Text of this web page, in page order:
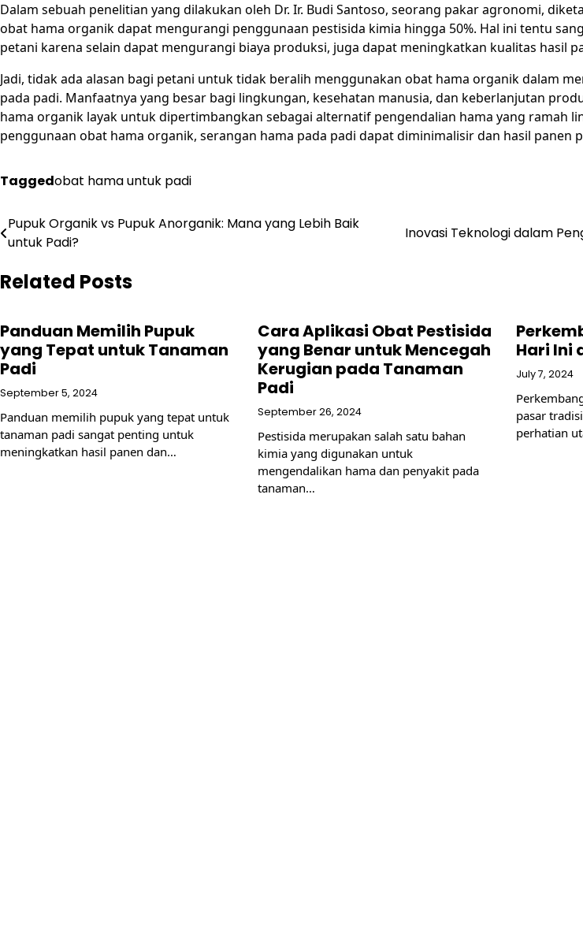
Dalam sebuah penelitian yang dilakukan oleh Dr. Ir. Budi Santoso, seorang pakar agronomi,
obat hama organik dapat mengurangi penggunaan pestisida kimia hingga 50%. Hal ini tentu
petani karena selain dapat mengurangi biaya produksi, juga dapat meningkatkan kualitas hasil
Jadi, tidak ada alasan bagi petani untuk tidak beralih menggunakan obat hama organik dalam
pada padi. Manfaatnya yang besar bagi lingkungan, kesehatan manusia, dan keberlanjutan
hama organik layak untuk dipertimbangkan sebagai alternatif pengendalian hama yang ramah
penggunaan obat hama organik, serangan hama pada padi dapat diminimalisir dan hasil panen
Taggedobat hama untuk padi
Post
navigation
Pupuk Organik vs Pupuk Anorganik: Mana yang Lebih Baik
untuk Padi?
Inovasi Teknologi dalam
Related Posts
Panduan Memilih Pupuk
yang Tepat untuk Tanaman
Padi
September 5, 2024
Panduan memilih pupuk yang tepat untuk
tanaman padi sangat penting untuk
meningkatkan hasil panen dan…
Cara Aplikasi Obat Pestisida
yang Benar untuk Mencegah
Kerugian pada Tanaman
Padi
September 26, 2024
Pestisida merupakan salah satu bahan
kimia yang digunakan untuk
mengendalikan hama dan penyakit pada
tanaman…
Hari Ini
July 7, 2024
pasar
perhatian